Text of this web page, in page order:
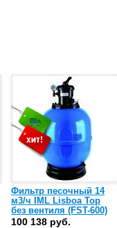
Фильтр песочный 14
м3/ч IML Lisboa Top
без вентиля (FST-600)
100 138 руб.